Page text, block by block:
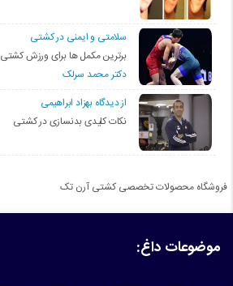
سلامتی و ایمنی در کشتی
برترین مکمل ها برای ورزش کشتی
دکتر محمد سرلک
از دیدگاه بهزاد ابراهیمی
نکات کلیدی بدنسازی در کشتی
فروشگاه محصولات تخصصی کشتی آرن تک
موضوعات داغ: